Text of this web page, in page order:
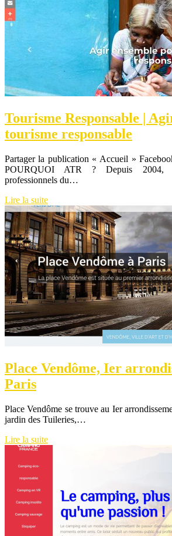
Tourisme Responsable |
tourisme responsable
Partager la publication « Accueil »
POURQUOI ATR ? Depuis 2004,
professionnels du…
Lire la suite
Place Vendôme, Ier
Paris
Place Vendôme se trouve au Ier
jardin des Tuileries,…
Lire la suite